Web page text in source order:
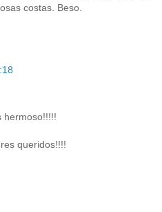
costas. Beso.
hermoso!!!!!
queridos!!!!